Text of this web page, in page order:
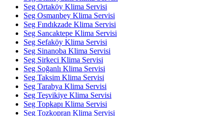
Seg Ortaköy Klima Servisi
Seg Osmanbey Klima Servisi
Seg Fındıkzade Klima Servisi
Seg Sancaktepe Klima Servisi
Seg Sefaköy Klima Servisi
Seg Sinanoba Klima Servisi
Seg Sirkeci Klima Servisi
Seg Soğanlı Klima Servisi
Seg Taksim Klima Servisi
Seg Tarabya Klima Servisi
Seg Teşvikiye Klima Servisi
Seg Topkapı Klima Servisi
Seg Tozkopran Klima Servisi